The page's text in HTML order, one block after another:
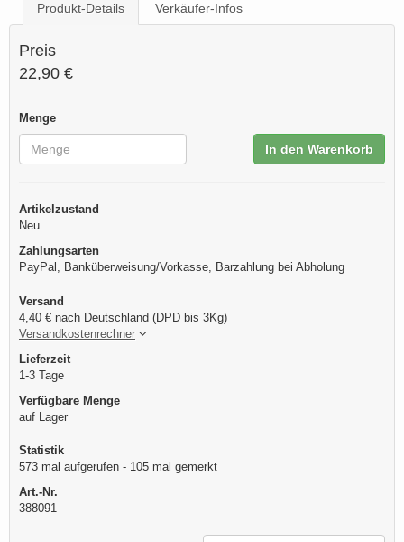
Produkt-Details Verkäufer-Infos
Preis
22,90 €
Menge
In den Warenkorb
Artikelzustand
Neu
Zahlungsarten
PayPal, Banküberweisung/Vorkasse, Barzahlung bei Abholung
Versand
4,40 € nach Deutschland (DPD bis 3Kg)
Versandkostenrechner
Lieferzeit
1-3 Tage
Verfügbare Menge
auf Lager
Statistik
573 mal aufgerufen - 105 mal gemerkt
Art.-Nr.
388091